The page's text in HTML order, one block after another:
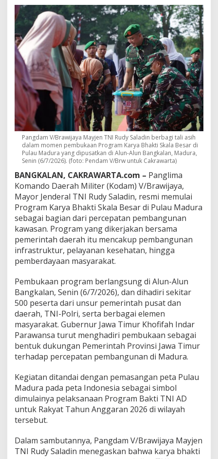
w
i
j
a
y
a
L
u
n
c
u
n
K
a
r
y
a
B
h
a
k
t
i
S
k
a
l
B
e
s
a
r
d
i
M
a
d
a
,
B
a
n
3
Pangdam V/Brawijaya Mayjen TNI Rudy Saladin berbagi tali asih
dalam momen pembukaan Program Karya Bhakti Skala Besar di
Pulau Madura yang dipusatkan di Alun-Alun Bangkalan, Madura,
Senin (6/7/2026). (foto: Pendam V/Brw untuk Cakrawarta)
BANGKALAN, CAKRAWARTA.com – Panglima
Komando Daerah Militer (Kodam) V/Brawijaya,
Mayor Jenderal TNI Rudy Saladin, resmi memulai
Program Karya Bhakti Skala Besar di Pulau Madura
sebagai bagian dari percepatan pembangunan
kawasan. Program yang dikerjakan bersama
pemerintah daerah itu mencakup pembangunan
infrastruktur, pelayanan kesehatan, hingga
pemberdayaan masyarakat.
Pembukaan program berlangsung di Alun-Alun
Bangkalan, Senin (6/7/2026), dan dihadiri sekitar
500 peserta dari unsur pemerintah pusat dan
daerah, TNI-Polri, serta berbagai elemen
masyarakat. Gubernur Jawa Timur Khofifah Indar
Parawansa turut menghadiri pembukaan sebagai
bentuk dukungan Pemerintah Provinsi Jawa Timur
terhadap percepatan pembangunan di Madura.
Kegiatan ditandai dengan pemasangan peta Pulau
Madura pada peta Indonesia sebagai simbol
dimulainya pelaksanaan Program Bakti TNI AD
untuk Rakyat Tahun Anggaran 2026 di wilayah
tersebut.
Dalam sambutannya, Pangdam V/Brawijaya Mayjen
TNI Rudy Saladin menegaskan bahwa karya bhakti